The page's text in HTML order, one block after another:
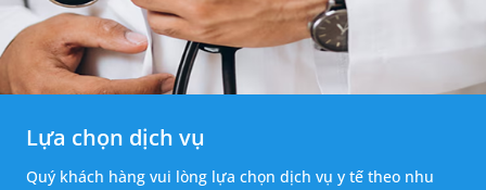
Lựa chọn dịch vụ
Quý khách hàng vui lòng lựa chọn dịch vụ y tế theo nhu